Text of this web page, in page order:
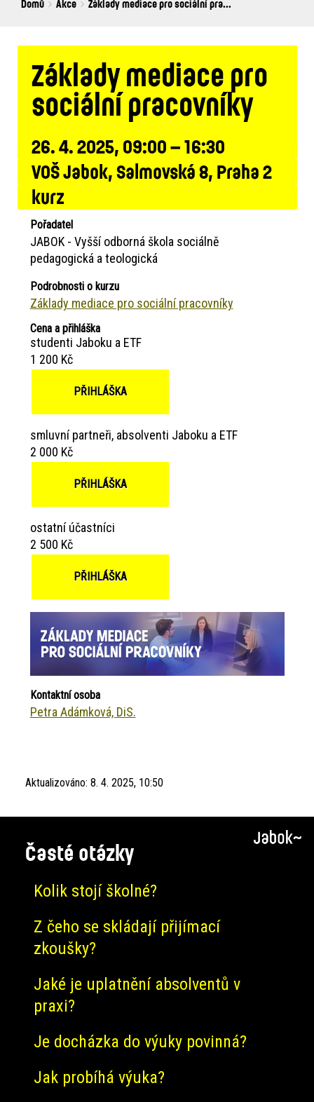
Breadcrumbs
You
Domů Akce Základy mediace pro sociální pra...
Základy mediace pro
sociální pracovníky
26. 4. 2025, 09:00 – 16:30
VOŠ Jabok, Salmovská 8, Praha 2
kurz
Pořadatel
JABOK - Vyšší odborná škola sociálně
pedagogická a teologická
Podrobnosti o kurzu
Základy mediace pro sociální pracovníky
Cena a přihláška
studenti Jaboku a ETF
1 200 Kč
PŘIHLÁŠKA
smluvní partneři, absolventi Jaboku a ETF
2 000 Kč
PŘIHLÁŠKA
ostatní účastníci
2 500 Kč
PŘIHLÁŠKA
Kontaktní osoba
Petra Adámková, DiS.
Aktualizováno: 8. 4. 2025, 10:50
Časté otázky
Kolik stojí školné?
Z čeho se skládají přijímací
zkoušky?
Jaké je uplatnění absolventů v
praxi?
Je docházka do výuky povinná?
Jak probíhá výuka?